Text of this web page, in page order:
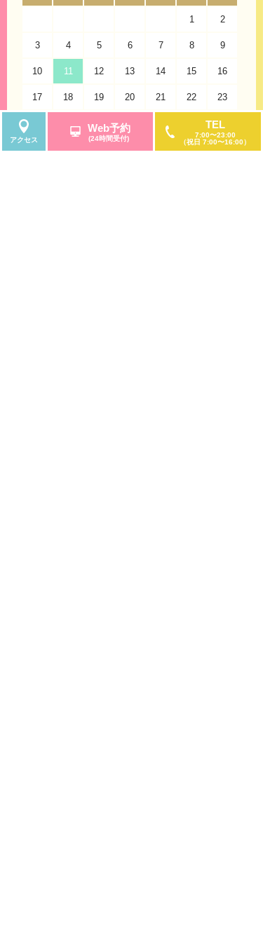
1 2
3 4 5 6 7 8 9
10 11 12 13 14 15 16
17 18 19 20 21 22 23
26 27 30
31
「矢場町」駅、鶴舞線「伏見」駅からもアクセス
して頂きやすく、地上からは「錦通」と「大津
さいませ。「サンシャインサカエ」は栄地下街に
も直結しております。
診療案内
うつ病・不安症・パニック症・不眠症の診療に対
応
当院は、うつ病や不安症・パニック症・不眠症、
アクセス
Web予約
(24時間受付)
TEL
7:00〜23:00
（祝日 7:00〜16:00）